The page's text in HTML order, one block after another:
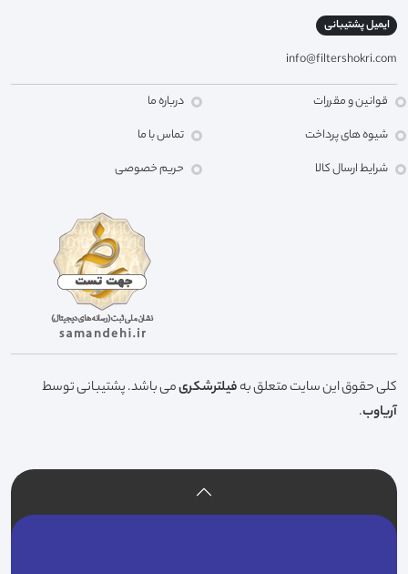
ایمیل پشتیبانی
info@filtershokri.com
قوانین و مقررات
شیوه های پرداخت
شرایط ارسال کالا
درباره ما
تماس با ما
حریم خصوصی
کلی حقوق این سایت متعلق بهفیلترشکریمی باشد. پشتیبانی توسط
آریاوب.